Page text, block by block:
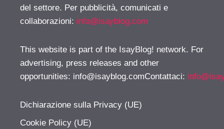
del settore. Per pubblicità, comunicati e
collaborazioni: info@isayblog.com
This website is part of the IsayBlog! network. For
advertising, press releases and other
opportunities: info@isayblog.comContattaci:
Dichiarazione sulla Privacy (UE)
Cookie Policy (UE)